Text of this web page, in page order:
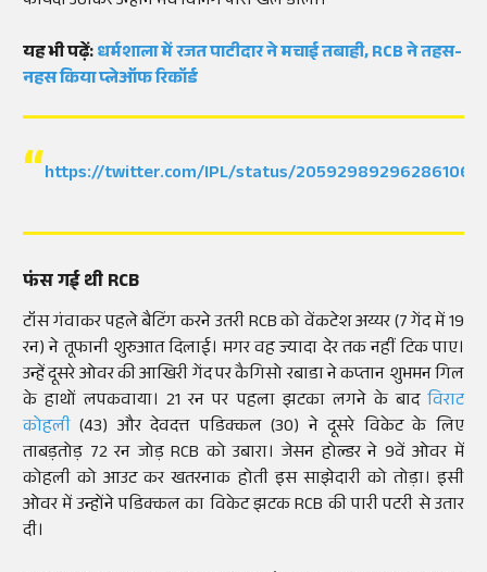
यह भी पढ़ें:धर्मशाला में रजत पाटीदार ने मचाई तबाही, RCB ने तहस-
नहस किया प्लेऑफ रिकॉर्ड
https://twitter.com/IPL/status/
फंस गई थी RCB
टॉस गंवाकर पहले बैटिंग करने उतरी RCB को वेंकटेश अय्यर (7 गेंद में 19
रन) ने तूफानी शुरुआत दिलाई। मगर वह ज्यादा देर तक नहीं टिक पाए।
उन्हें दूसरे ओवर की आखिरी गेंद पर कैगिसो रबाडा ने कप्तान शुभमन गिल
के हाथों लपकवाया। 21 रन पर पहला झटका लगने के बाद विराट
कोहली (43) और देवदत्त पडिक्कल (30) ने दूसरे विकेट के लिए
ताबड़तोड़ 72 रन जोड़ RCB को उबारा। जेसन होल्डर ने 9वें ओवर में
कोहली को आउट कर खतरनाक होती इस साझेदारी को तोड़ा। इसी
ओवर में उन्होंने पडिक्कल का विकेट झटक RCB की पारी पटरी से उतार
दी।